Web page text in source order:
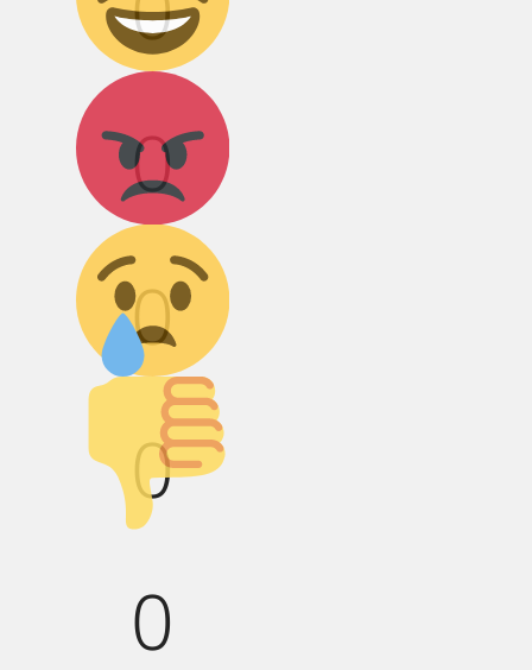
0
Агрессия!
0
Грусть :(
0
Палец вниз!
0